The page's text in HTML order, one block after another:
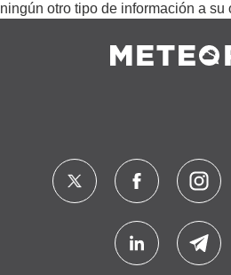
ningún otro tipo de información a su